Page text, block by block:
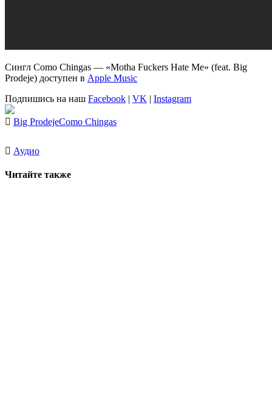
Сингл Como Chingas — «Motha Fuckers Hate Me» (feat. Big
Prodeje) доступен в Apple Music
Подпишись на наш Facebook | VK | Instagram
Big ProdejeComo Chingas
Аудио
Читайте также